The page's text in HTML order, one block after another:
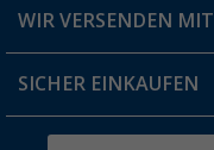
Jobs & Karriere
Versandinformationen
Rücksendung
WIR VERSENDEN MIT
SICHER EINKAUFEN